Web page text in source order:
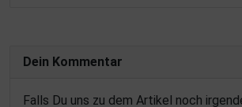
Dein Kommentar
Falls Du uns zu dem Artikel noch